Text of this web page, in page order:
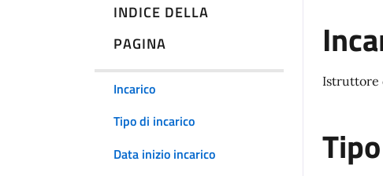
INDICE DELLA
PAGINA
Incarico
Tipo di incarico
Data inizio incarico
Istruttore